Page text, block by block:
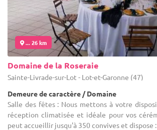
... 26 km
Domaine de la Roseraie
Sainte-Livrade-sur-Lot - Lot-et-Garonne (47)
Demeure de caractère / Domaine
Salle des fêtes : Nous mettons à votre
réception climatisée et idéale pour vos
peut accueillir jusqu'à 350 convives et dispose :